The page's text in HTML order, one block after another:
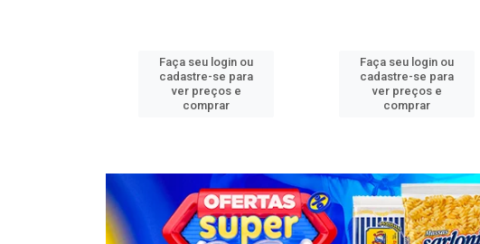
Faça seu login ou
cadastre-se para
ver preços e
comprar
Faça seu login ou
cadastre-se para
ver preços e
comprar